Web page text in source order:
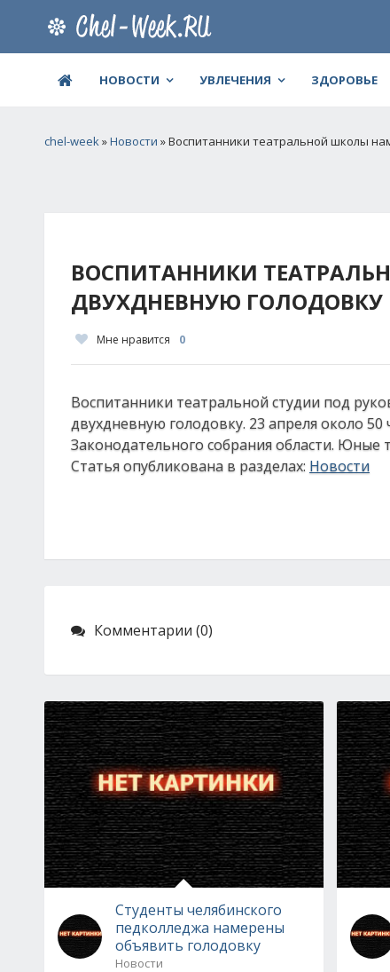
НОВОСТИ УВЛЕЧЕНИЯ ЗДОРОВЬЕ
chel-week»Новости » Воспитанники театральной школы
ВОСПИТАННИКИ
ДВУХДНЕВНУЮ ГОЛОДОВКУ
Мне нравится 0
Воспитанники театральной студии под
двухдневную голодовку. 23 апреля около
Законодательного собрания области. Юные
Статья опубликована в разделах: Новости
Комментарии (0)
Студенты челябинского
педколледжа намерены
объявить голодовку
Новости